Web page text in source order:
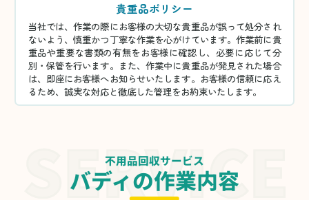
貴重品ポリシー
当社では、作業の際にお客様の大切な貴重品が誤って処分され
ないよう、慎重かつ丁寧な作業を心がけています。作業前に貴
重品や重要な書類の有無をお客様に確認し、必要に応じて分
別・保管を行います。また、作業中に貴重品が発見された場合
は、即座にお客様へお知らせいたします。お客様の信頼に応え
るため、誠実な対応と徹底した管理をお約束いたします。
不用品回収サービス
バディの作業内容